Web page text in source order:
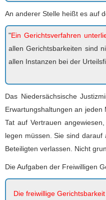
An anderer Stelle heißt es auf
"Ein Gerichtsverfahren
allen Gerichtsbarkeiten sind
allen Instanzen bei der
Das Niedersächsische
Erwartungshaltungen an
Tat auf Vertrauen
legen müssen. Sie sind
Beteiligten verlassen. Nicht
Die Aufgaben der Freiwilligen
Die freiwillige